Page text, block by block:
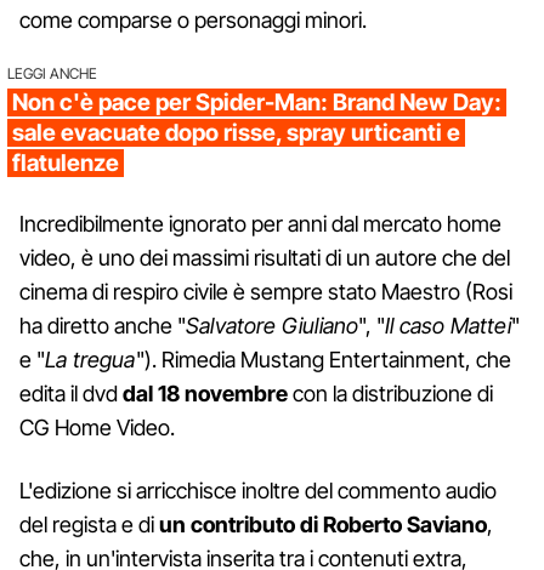
come comparse o personaggi minori.
LEGGI ANCHE
Non c'è pace per Spider-Man: Brand New Day:
sale evacuate dopo risse, spray urticanti e
flatulenze
Incredibilmente ignorato per anni dal mercato home
video, è uno dei massimi risultati di un autore che del
cinema di respiro civile è sempre stato Maestro (Rosi
ha diretto anche "Salvatore Giuliano", "Il caso Mattei"
e "La tregua"). Rimedia Mustang Entertainment, che
edita il dvddal 18 novembrecon la distribuzione di
CG Home Video.
L'edizione si arricchisce inoltre del commento audio
del regista e diun contributo di Roberto Saviano,
che, in un'intervista inserita tra i contenuti extra,